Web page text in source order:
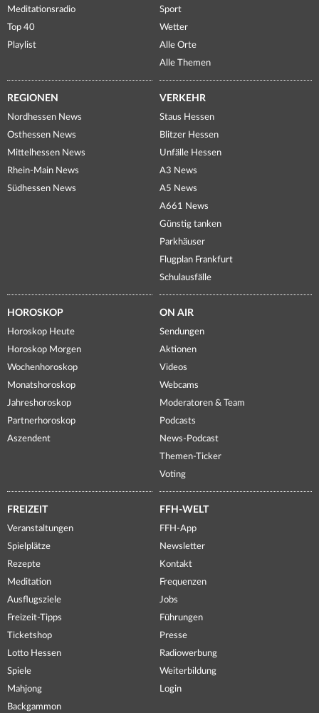
Meditationsradio
Top 40
Playlist
Sport
Wetter
Alle Orte
Alle Themen
REGIONEN
Nordhessen News
Osthessen News
Mittelhessen News
Rhein-Main News
Südhessen News
VERKEHR
Staus Hessen
Blitzer Hessen
Unfälle Hessen
A3 News
A5 News
A661 News
Günstig tanken
Parkhäuser
Flugplan Frankfurt
Schulausfälle
HOROSKOP
Horoskop Heute
Horoskop Morgen
Wochenhoroskop
Monatshoroskop
Jahreshoroskop
Partnerhoroskop
Aszendent
ON AIR
Sendungen
Aktionen
Videos
Webcams
Moderatoren & Team
Podcasts
News-Podcast
Themen-Ticker
Voting
FREIZEIT
Veranstaltungen
Spielplätze
Rezepte
Meditation
Ausflugsziele
Freizeit-Tipps
Ticketshop
Lotto Hessen
Spiele
Mahjong
Backgammon
FFH-WELT
FFH-App
Newsletter
Kontakt
Frequenzen
Jobs
Führungen
Presse
Radiowerbung
Weiterbildung
Login